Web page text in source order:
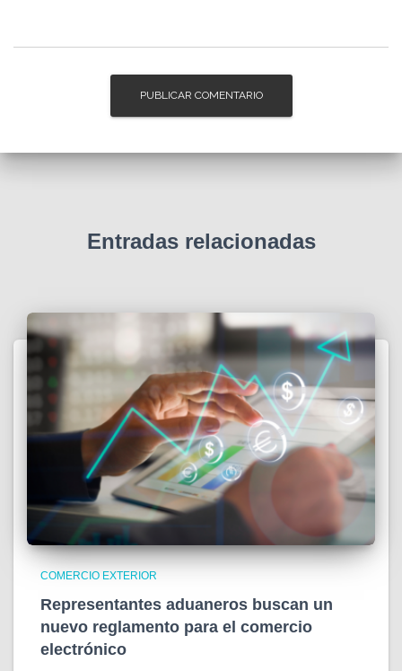
Entradas relacionadas
COMERCIO EXTERIOR
Representantes aduaneros buscan un
nuevo reglamento para el comercio
electrónico